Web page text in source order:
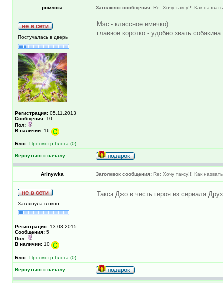
ромлока Заголовок сообщения: Re: Хочу таксу!!! Как
Постучалась в дверь
Регистрация: 05.11.2013
Сообщения: 10
Пол:
В наличии: 16
Блог: Просмотр блога (0)
Мэс - классное имечко)
главное коротко - удобно звать собакина
Вернуться к началу
Arinywka Заголовок сообщения: Re: Хочу таксу!!! Как
Заглянула в окно
Регистрация: 13.03.2015
Сообщения: 5
Пол:
В наличии: 10
Блог: Просмотр блога (0)
Такса Джо в честь героя из сериала
Вернуться к началу